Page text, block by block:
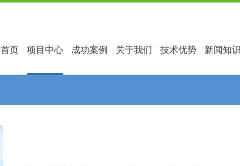
首页 项目中心 成功案例 关于我们 技术优势 新闻知识